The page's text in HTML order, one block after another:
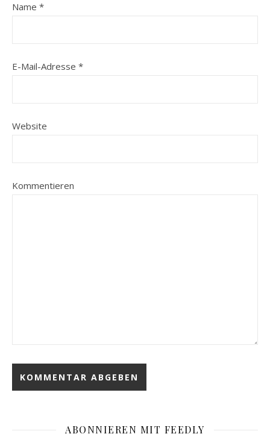
Name *
E-Mail-Adresse *
Website
Kommentieren
ABONNIEREN MIT FEEDLY